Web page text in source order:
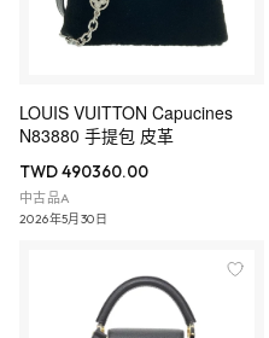
LOUIS VUITTON Capucines
N83880 手提包 皮革
TWD 490360.00
中古品A
2026年5月30日